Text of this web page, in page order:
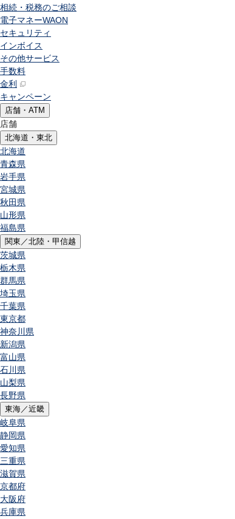
相続・税務のご相談
電子マネーWAON
セキュリティ
インボイス
その他サービス
手数料
金利
キャンペーン
店舗・ATM
店舗
北海道・東北
北海道
青森県
岩手県
宮城県
秋田県
山形県
福島県
関東／北陸・甲信越
茨城県
栃木県
群馬県
埼玉県
千葉県
東京都
神奈川県
新潟県
富山県
石川県
山梨県
長野県
東海／近畿
岐阜県
静岡県
愛知県
三重県
滋賀県
京都府
大阪府
兵庫県